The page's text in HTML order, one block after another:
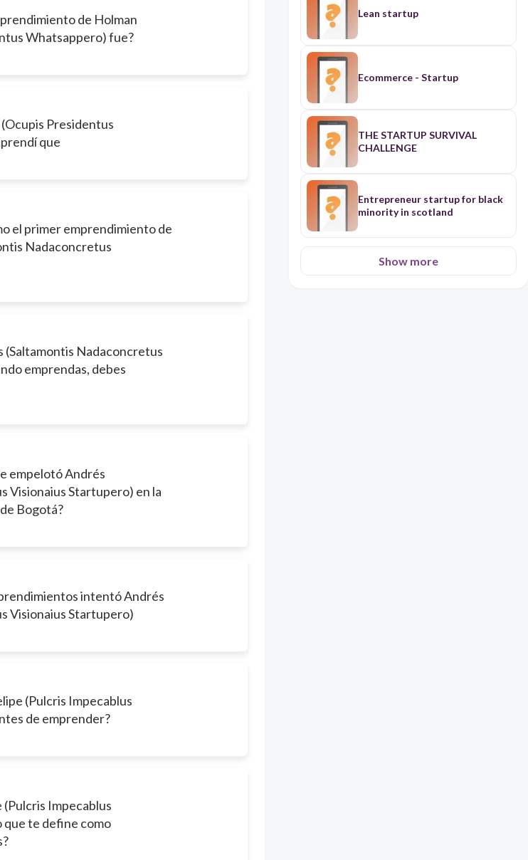
de Holman
Whatsappero) fue?
Presidentus
que
el primer emprendimiento de
Nadaconcretus
(Saltamontis Nadaconcretus
emprendas, debes
empelotó Andrés
Visionaius Startupero) en la
Bogotá?
intentó Andrés
Visionaius Startupero)
(Pulcris Impecablus
de emprender?
(Pulcris Impecablus
que te define como
Lean startup
Ecommerce - Startup
THE STARTUP SURVIVAL
CHALLENGE
Entrepreneur startup for black
minority in scotland
Show more